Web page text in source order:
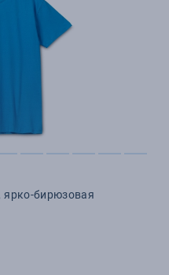
ярко-бирюзовая